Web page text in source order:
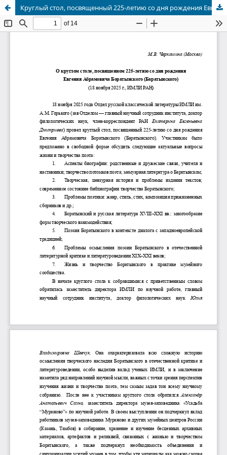
Круглый стол, посвященный 225-летию со дня рождения Евгения Абрамовича Боратынского (Баратынского) (18 ноября 2025 г., ИМЛИ РАН)